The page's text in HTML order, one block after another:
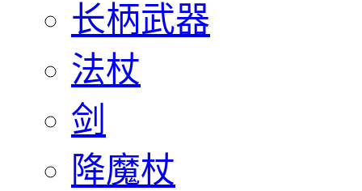
长柄武器
法杖
剑
降魔杖